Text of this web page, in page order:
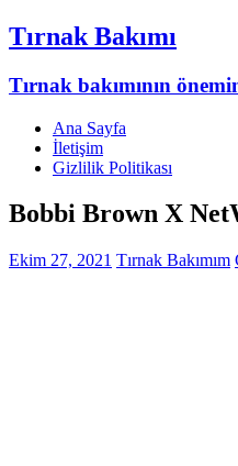
Tırnak Bakımı
Tırnak bakımının
Ana Sayfa
İletişim
Gizlilik Politikası
Bobbi Brown X
Ekim 27, 2021 Tırnak Bakımım